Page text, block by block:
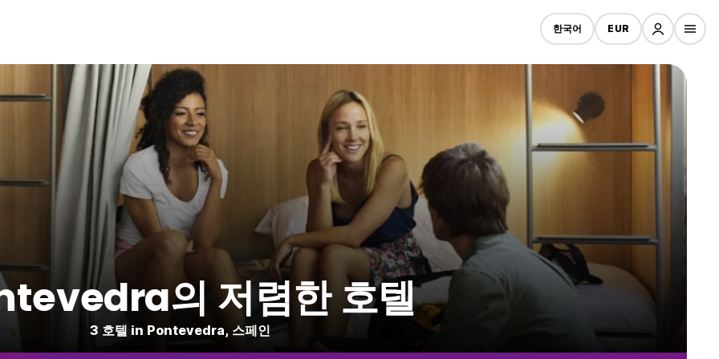
한국어 EUR
의 저렴한 호텔
3 호텔 in Pontevedra, 스페인